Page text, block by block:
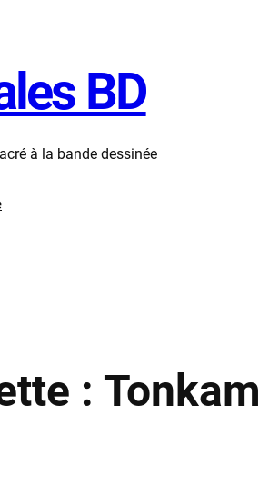
BD
à la bande dessinée
: Tonkam